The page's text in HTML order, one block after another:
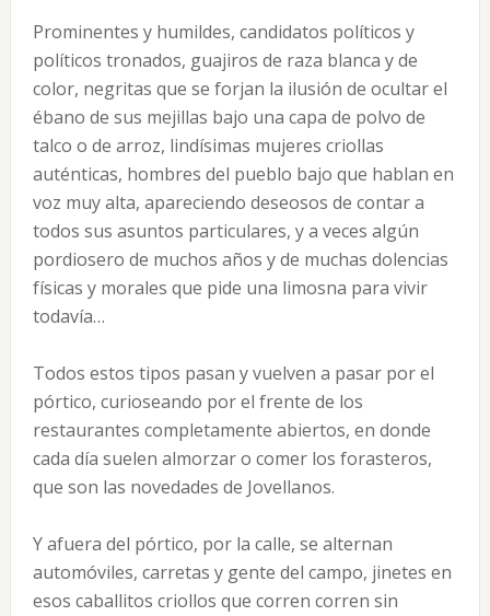
Prominentes y humildes, candidatos políticos y
políticos tronados, guajiros de raza blanca y de
color, negritas que se forjan la ilusión de ocultar el
ébano de sus mejillas bajo una capa de polvo de
talco o de arroz, lindísimas mujeres criollas
auténticas, hombres del pueblo bajo que hablan en
voz muy alta, apareciendo deseosos de contar a
todos sus asuntos particulares, y a veces algún
pordiosero de muchos años y de muchas dolencias
físicas y morales que pide una limosna para vivir
todavía…
Todos estos tipos pasan y vuelven a pasar por el
pórtico, curioseando por el frente de los
restaurantes completamente abiertos, en donde
cada día suelen almorzar o comer los forasteros,
que son las novedades de Jovellanos.
Y afuera del pórtico, por la calle, se alternan
automóviles, carretas y gente del campo, jinetes en
esos caballitos criollos que corren corren sin